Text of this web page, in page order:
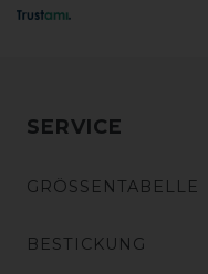
SERVICE
GRÖSSENTABELLE
BESTICKUNG